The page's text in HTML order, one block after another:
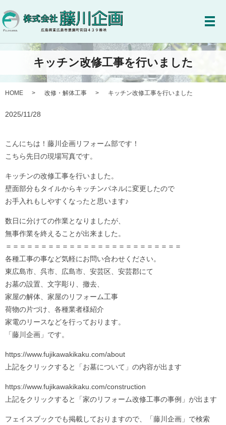
メ
キッチン改修工事を行いました
HOME 改修・解体工事 キッチン改修工事を行いました
2025/11/28
こんにちは！藤川企画リフォーム部です！
こちら先日の現場写真です。
キッチンの改修工事を行いました。
壁面部分もタイルからキッチンパネルに変更したので
お手入れもしやすくなったと思います♪
数日に分けての作業となりましたが、
無事作業を終えることが出来ました。
＝＝＝＝＝＝＝＝＝＝＝＝＝＝＝＝＝＝＝＝＝＝＝＝＝
各種工事の事など気軽にお問い合わせください。
東広島市、呉市、広島市、安芸区、安芸郡にて
お墓の設置、文字彫り、撤去、
家屋の解体、家屋のリフォーム工事
荷物の片づけ、各種業者様紹介
家電のリースなどを行っております。
「藤川企画」です。
https://www.fujikawakikaku.com/about
上記をクリックすると「お墓について」の内容が出ます
https://www.fujikawakikaku.com/construction
上記をクリックすると「家のリフォーム改修工事の事例」が出ます
フェイスブックでも掲載しておりますので、「藤川企画」で検索